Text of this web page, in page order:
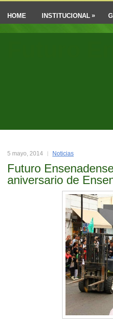
HOME INSTITUCIONAL »
5 mayo, 2014 Noticias
Futuro
aniversario de